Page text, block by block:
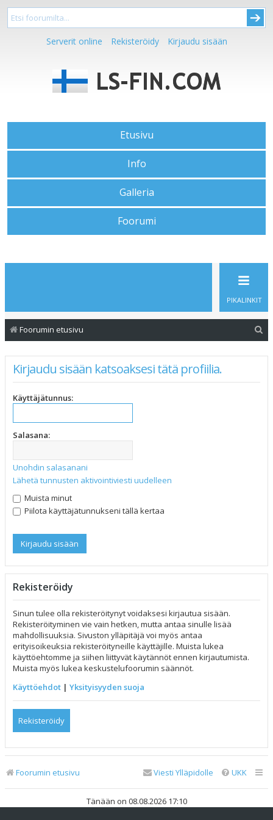
Serverit online Rekisteröidy Kirjaudu sisään
Etusivu
Info
Galleria
Foorumi
PIKALINKIT
Foorumin etusivu
Kirjaudu sisään katsoaksesi tätä profiilia.
Käyttäjätunnus:
Salasana:
Unohdin salasanani
Lähetä tunnusten aktivointiviesti uudelleen
Muista minut
Piilota käyttäjätunnukseni tällä kertaa
Rekisteröidy
Sinun tulee olla rekisteröitynyt voidaksesi kirjautua sisään.
Rekisteröityminen vie vain hetken, mutta antaa sinulle lisää
mahdollisuuksia. Sivuston ylläpitäjä voi myös antaa
erityisoikeuksia rekisteröityneille käyttäjille. Muista lukea
käyttöehtomme ja siihen liittyvät käytännöt ennen kirjautumista.
Muista myös lukea keskustelufoorumin säännöt.
Käyttöehdot | Yksityisyyden suoja
Rekisteröidy
Foorumin etusivu UKK
Viesti Ylläpidolle
Tänään on 08.08.2026 17:10